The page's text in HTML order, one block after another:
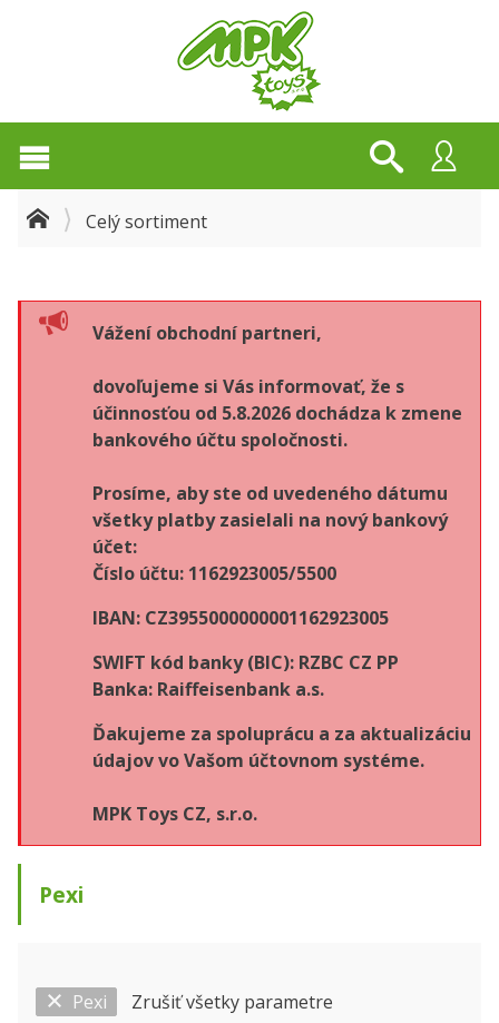
Celý sortiment
Vážení obchodní partneri,
dovoľujeme si Vás informovať, že s
účinnosťou od 5.8.2026 dochádza k zmene
bankového účtu spoločnosti.
Prosíme, aby ste od uvedeného dátumu
všetky platby zasielali na nový bankový
účet:
Číslo účtu: 1162923005/5500
IBAN: CZ3955000000001162923005
SWIFT kód banky (BIC): RZBC CZ PP
Banka: Raiffeisenbank a.s.
Ďakujeme za spoluprácu a za aktualizáciu
údajov vo Vašom účtovnom systéme.
MPK Toys CZ, s.r.o.
Pexi
Zobraziť len ...
Pexi Zrušiť všetky parametre